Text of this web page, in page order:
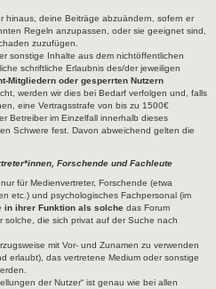
hinaus, deine Beiträge abzuändern, sofern er
Regeln anzupassen, oder sie geeignet sind,
zuzufügen.
sonstige Inhalte aus dem nichtöffentlichen
schriftliche Erlaubnis des/der jeweiligen
Mitgliedern oder gesperrten Nutzern
werden wir dies bei Bedarf verfolgen und, falls
eine Vertragsstrafe von bis zu 1500€
Betreiber im Einzelfall innerhalb dieses
Schwere fest. Davon abweichend gelten die
Forschende und Fachleute
nur für Medienvertreter, Forschende (etwa
etc.) und psychologisches Fachpersonal (im
in ihrer Funktion als solche das Forum
die sich privat auf der Suche nach
mit Vor- und Zunamen zu verwenden
erlaubt), das vertretene Medium oder sonstige
der Nutzer“ ist genau wie bei allen